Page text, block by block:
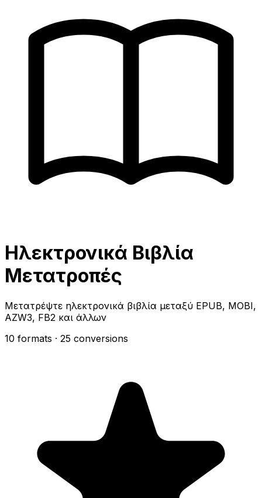
Ηλεκτρονικά Βιβλία
Μετατροπές
Μετατρέψτε ηλεκτρονικά βιβλία μεταξύ EPUB, MOBI,
AZW3, FB2 και άλλων
10 formats · 25 conversions